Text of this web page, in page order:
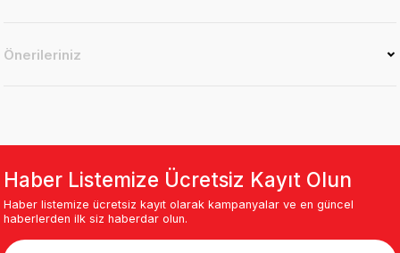
Önerileriniz
Haber Listemize Ücretsiz Kayıt Olun
Haber listemize ücretsiz kayıt olarak kampanyalar ve en güncel
haberlerden ilk siz haberdar olun.